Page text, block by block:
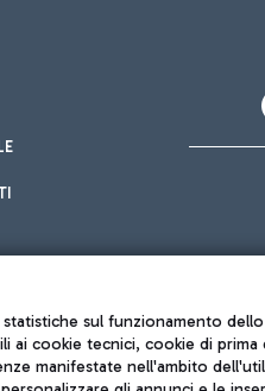
sul funzionamento
ai cookie tecnici, cookie di
manifestate nell'ambito